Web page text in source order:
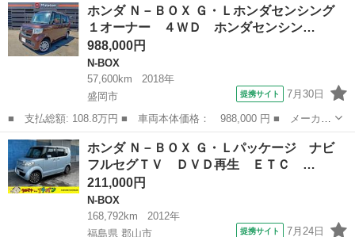
名： Ｇ・Ｌホンダセンシング 両側電動スライドドア 純正８型Ｓ
Ｄナビ バッ...
岩手 盛岡市 N-BOX
ホンダ Ｎ－ＢＯＸ Ｇ・Ｌホンダセンシング
１オーナー ４ＷＤ ホンダセンシン…
988,000円
N-BOX
57,600km
2018年
盛岡市
提携サイト 7月30日
■ 支払総額: 108.8万円 ■ 車両本体価格： 988,000 円 ■ メーカー
名： ホンダ ■ 車種名： Ｎ－ＢＯＸ ■ グレード名： Ｇ・Ｌホ
ンダセンシング １オーナー ４ＷＤ ホンダセンシング 社外ナ
ビ フルセグ...
岩手 盛岡市 N-BOX
ホンダ Ｎ－ＢＯＸ Ｇ・Ｌパッケージ ナビ
フルセグＴＶ ＤＶＤ再生 ＥＴＣ …
211,000円
N-BOX
168,792km
2012年
福島県 郡山市
提携サイト 7月24日